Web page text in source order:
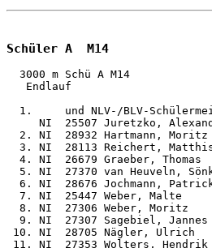
Schüler A  M14
3000 m Schü A M14
   Endlauf
1.     und NLV-/BLV-
NI  25507 Juretzko,
2. NI  28932 Hartmann,
3. NI  28113 Reichert,
4. NI  26679 Graeber, Thomas
5. NI  27370 van Heuveln,
6. NI  28676 Jochmann,
7. NI  25447 Weber, Malte
8. NI  27306 Weber, Moritz
9. NI  27307 Sagebiel,
10. NI  28705 Nägler,
11. NI  27353 Wolters,